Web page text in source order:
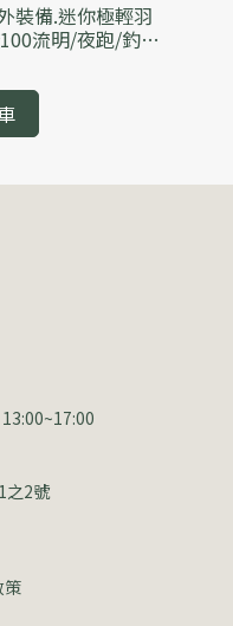
裝備.迷你極輕羽
流明/夜跑/釣魚/
之2號
策